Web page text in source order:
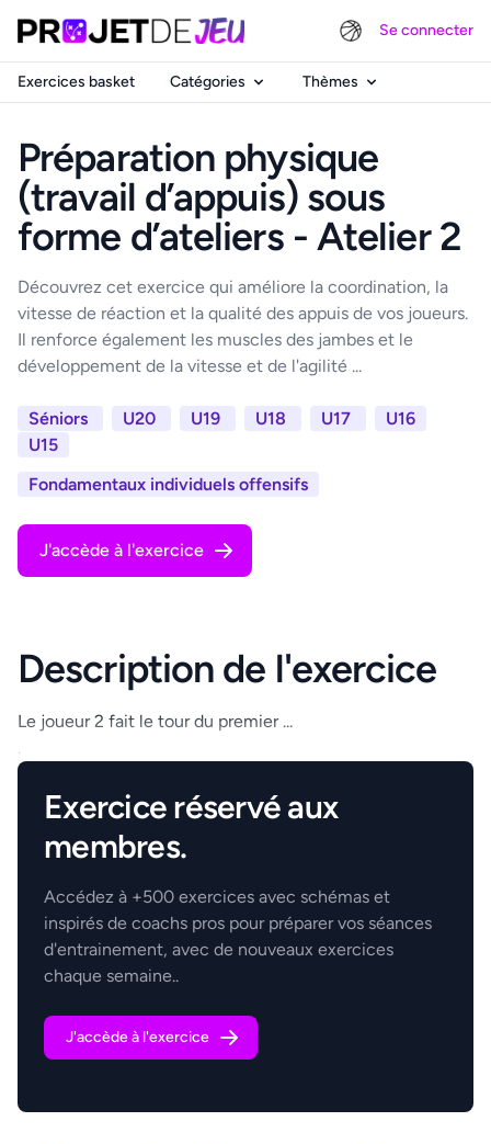
Se connecter
Exercices basket Catégories Thèmes
Préparation physique
(travail d’appuis) sous
forme d’ateliers - Atelier 2
Découvrez cet exercice qui améliore la coordination, la
vitesse de réaction et la qualité des appuis de vos joueurs.
Il renforce également les muscles des jambes et le
développement de la vitesse et de l'agilité ...
Séniors U20 U19 U18 U17
U16
U15
Fondamentaux individuels offensifs
J'accède à l'exercice
Description de l'exercice
Le joueur 2 fait le tour du premier ...
.
Exercice réservé aux
membres.
Accédez à +500 exercices avec schémas et
inspirés de coachs pros pour préparer vos séances
d'entrainement, avec de nouveaux exercices
chaque semaine..
J'accède à l'exercice